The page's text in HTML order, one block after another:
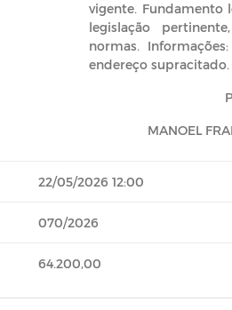
vigente. Fundamento
legislação
normas.
endereço supracitado.
MANOEL
22/05/2026 12:00
070/2026
64.200,00